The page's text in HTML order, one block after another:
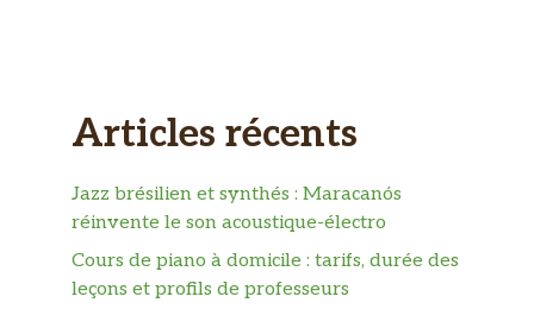
Articles récents
Jazz brésilien et synthés : Maracanós
réinvente le son acoustique-électro
Cours de piano à domicile : tarifs, durée des
leçons et profils de professeurs